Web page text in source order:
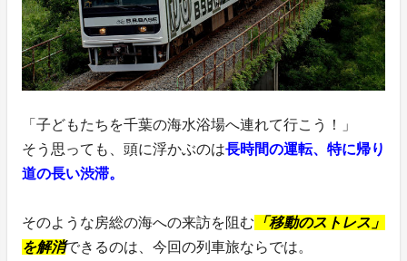
「子どもたちを千葉の海水浴場へ連れて行こう！」
そう思っても、頭に浮かぶのは長時間の運転、特に帰り
道の長い渋滞。
そのような房総の海への来訪を阻む 「移動のストレス」
を解消できるのは、今回の列車旅ならでは。